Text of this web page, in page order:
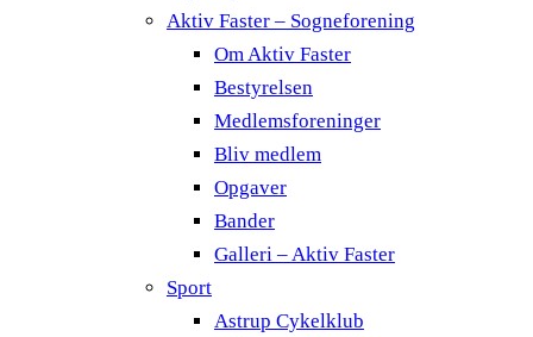
Aktiv Faster – Sogneforening
Om Aktiv Faster
Bestyrelsen
Medlemsforeninger
Bliv medlem
Opgaver
Bander
Galleri – Aktiv Faster
Sport
Astrup Cykelklub